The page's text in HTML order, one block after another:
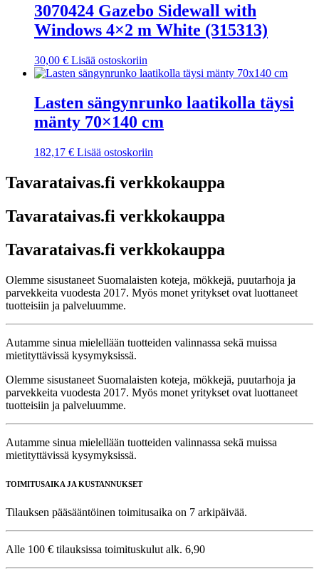
3070424 Gazebo Sidewall with
Windows 4×2 m White (315313)
30,00 € Lisää ostoskoriin
Lasten sängynrunko laatikolla täysi
mänty 70×140 cm
182,17 € Lisää ostoskoriin
Tavarataivas.fi verkkokauppa
Tavarataivas.fi verkkokauppa
Tavarataivas.fi verkkokauppa
Olemme sisustaneet Suomalaisten koteja, mökkejä, puutarhoja ja
parvekkeita vuodesta 2017. Myös monet yritykset ovat luottaneet
tuotteisiin ja palveluumme.
Autamme sinua mielellään tuotteiden valinnassa sekä muissa
mietityttävissä kysymyksissä.
Olemme sisustaneet Suomalaisten koteja, mökkejä, puutarhoja ja
parvekkeita vuodesta 2017. Myös monet yritykset ovat luottaneet
tuotteisiin ja palveluumme.
Autamme sinua mielellään tuotteiden valinnassa sekä muissa
mietityttävissä kysymyksissä.
TOIMITUSAIKA JA KUSTANNUKSET
Tilauksen pääsääntöinen toimitusaika on 7 arkipäivää.
Alle 100 € tilauksissa toimituskulut alk. 6,90